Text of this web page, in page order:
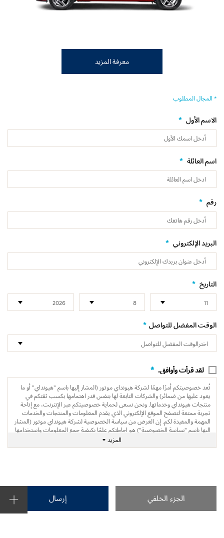
معرفة المزيد
* المجال المطلوب
الاسم الأول *
اسم العائلة *
رقم *
البريد الإلكتروني *
التاريخ *
الوقت المفضل للتواصل *
لقد قرأت وأوافق. *
تُعد خصوصيتكم أمرًا مهمًا لشركة هيونداي موتور (المشار إليها باسم "هيونداي" أو ما
يعود عليها من ضمائر) والشركات التابعة لها بنفس قدر اهتمامها بكسب ثقتكم في
منتجات هيونداي وخدماتها. ونحن نسعى لحماية خصوصيتكم عبر الإنترنت، مع إتاحة
تجربة ممتعة لتصفح الموقع الإلكتروني الذي يقدم المعلومات والمنتجات والخدمات
المهمة والمفيدة لكم. إن الغرض من سياسة الخصوصية لشركة هيونداي موتور (المشار
إليها باسم "سياسة الخصوصية") هو إحاطتكم علمًا بكيفية جمع المعلومات واستخدامها
المزيد
الجزء الخلفي إرسال